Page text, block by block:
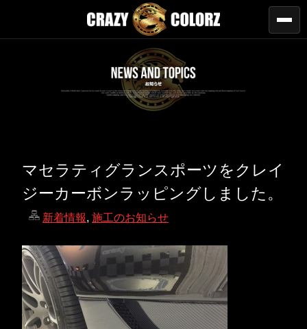
マセラティグランスポーツをクレイ
ジーカーボンラッピングしました。
新着情報, 施工のお知らせ